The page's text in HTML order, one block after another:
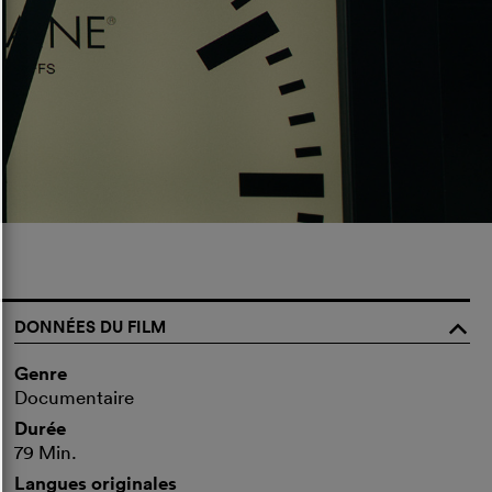
DONNÉES DU FILM
o
Genre
Documentaire
Durée
79 Min.
Langues originales